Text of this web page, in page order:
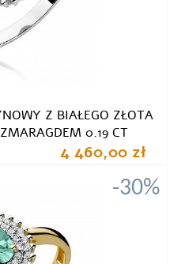
Z BIAŁEGO ZŁOTA
0.19 CT
4 460,00 zł
-30%